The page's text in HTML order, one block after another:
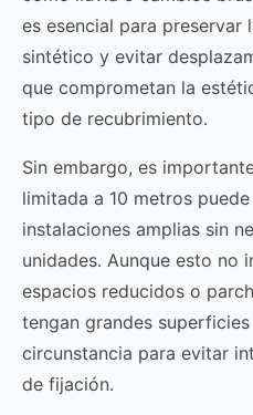
es esencial para preservar
sintético y evitar
que comprometan la
tipo de recubrimiento.
Sin embargo, es
limitada a 10 metros
instalaciones amplias sin
unidades. Aunque esto no
espacios reducidos o
tengan grandes
circunstancia para evitar
de fijación.